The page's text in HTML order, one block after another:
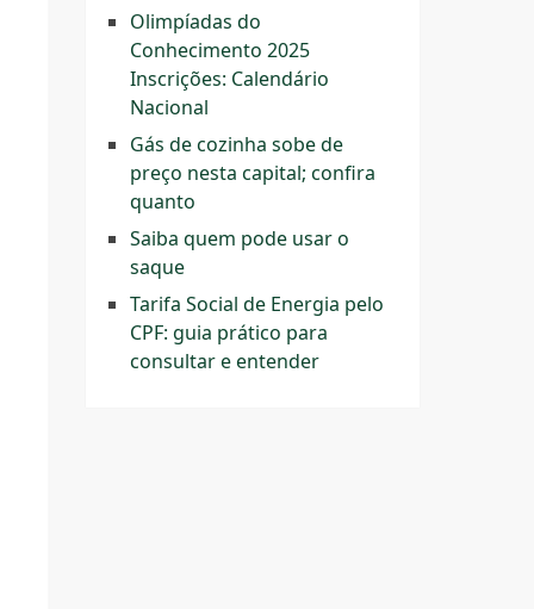
Olimpíadas do
Conhecimento 2025
Inscrições: Calendário
Nacional
Gás de cozinha sobe de
preço nesta capital; confira
quanto
Saiba quem pode usar o
saque
Tarifa Social de Energia pelo
CPF: guia prático para
consultar e entender